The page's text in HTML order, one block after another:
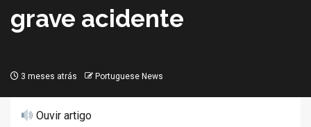
grave acidente
3 meses atrás Portuguese News
Ouvir artigo